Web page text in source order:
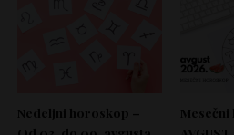
Nedeljni horoskop –